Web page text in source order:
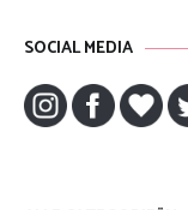
SOCIAL MEDIA